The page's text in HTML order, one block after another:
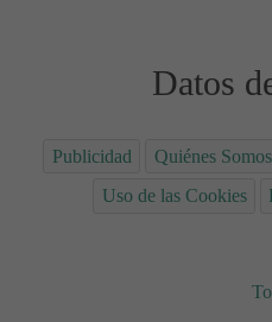
Datos
Publicidad Quiénes Somos
Uso de las Cookies